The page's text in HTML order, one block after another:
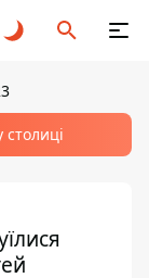
столиці